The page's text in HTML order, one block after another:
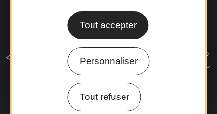
Tout accepter
Personnaliser
Tout refuser
Comment venir ?